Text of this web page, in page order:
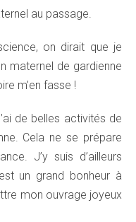
au passage.
on dirait que je
maternel de gardienne
m’en fasse !
de belles activités de
Cela ne se prépare
J’y suis d’ailleurs
un grand bonheur à
mon ouvrage joyeux